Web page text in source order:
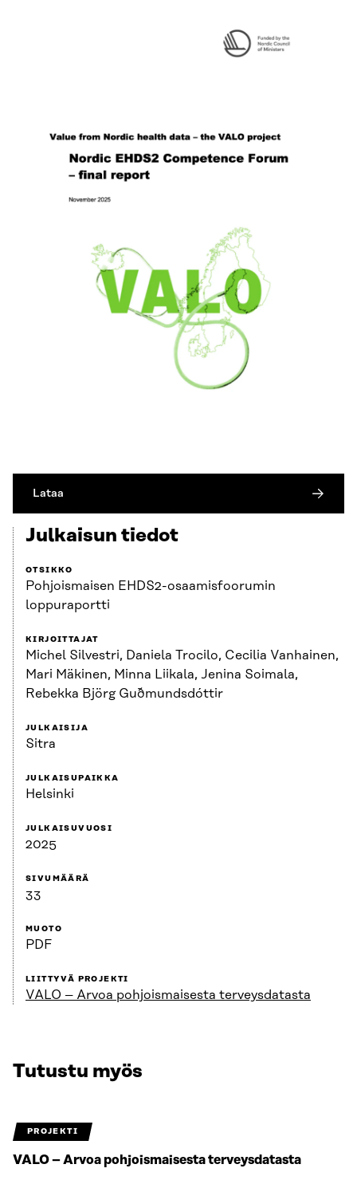
Lataa
Julkaisun tiedot
OTSIKKO
Pohjoismaisen EHDS2-osaamisfoorumin
loppuraportti
KIRJOITTAJAT
Michel Silvestri, Daniela Trocilo, Cecilia Vanhainen,
Mari Mäkinen, Minna Liikala, Jenina Soimala,
Rebekka Björg Guðmundsdóttir
JULKAISIJA
Sitra
JULKAISUPAIKKA
Helsinki
JULKAISUVUOSI
2025
SIVUMÄÄRÄ
33
MUOTO
PDF
LIITTYVÄ PROJEKTI
VALO – Arvoa pohjoismaisesta terveysdatasta
Tutustu myös
PROJEKTI
VALO – Arvoa pohjoismaisesta terveysdatasta